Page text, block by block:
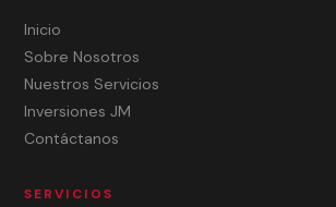
Inicio
Sobre Nosotros
Nuestros Servicios
Inversiones JM
Contáctanos
SERVICIOS